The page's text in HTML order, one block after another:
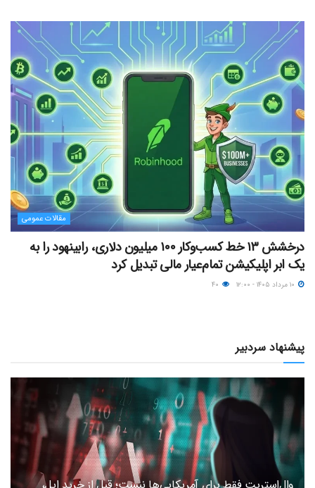
مقالات عمومی
درخشش ۱۳ خط کسب‌وکار ۱۰۰ میلیون دلاری، رابینهود را به
یک ابر اپلیکیشن تمام‌عیار مالی تبدیل کرد
پیشنهاد سردبیر